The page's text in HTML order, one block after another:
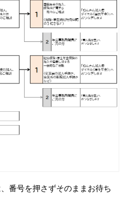
番号を押さずそのままお待ち